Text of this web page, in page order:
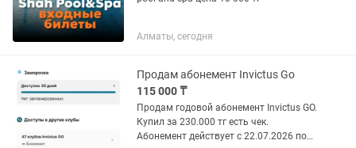
Алматы, сегодня
Продам абонемент Invictus Go
115 000 ₸
Продам годовой абонемент Invictus GO.
Купил за 230.000 тг есть чек.
Абонемент действует с 22.07.2026 по